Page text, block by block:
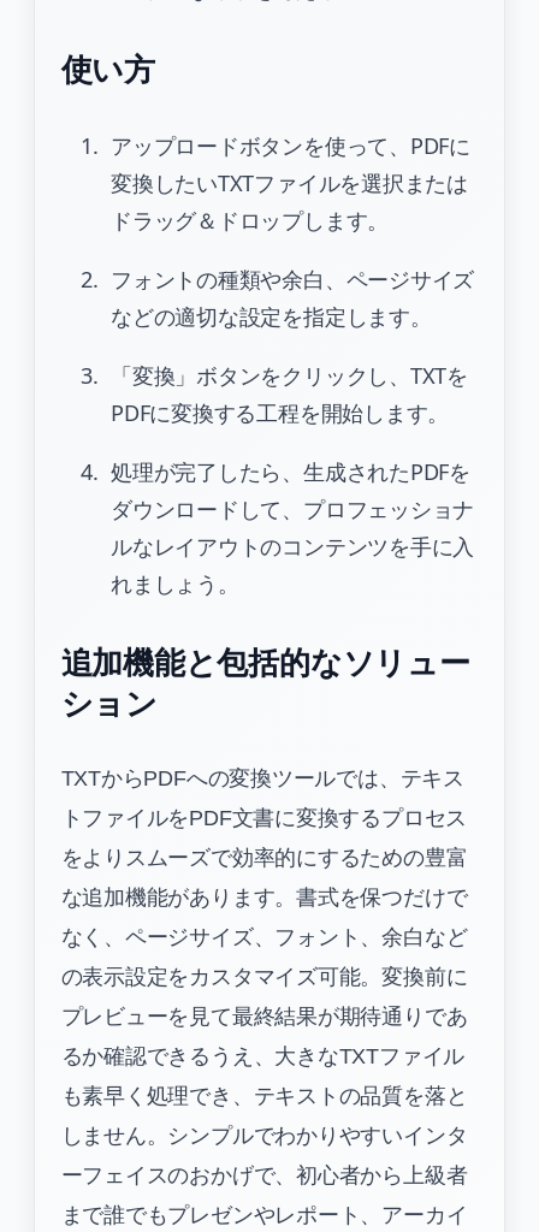
使い方
アップロードボタンを使って、PDFに
変換したいTXTファイルを選択または
ドラッグ＆ドロップします。
フォントの種類や余白、ページサイズ
などの適切な設定を指定します。
「変換」ボタンをクリックし、TXTを
PDFに変換する工程を開始します。
処理が完了したら、生成されたPDFを
ダウンロードして、プロフェッショナ
ルなレイアウトのコンテンツを手に入
れましょう。
追加機能と包括的なソリュー
ション
TXTからPDFへの変換ツールでは、テキス
トファイルをPDF文書に変換するプロセス
をよりスムーズで効率的にするための豊富
な追加機能があります。書式を保つだけで
なく、ページサイズ、フォント、余白など
の表示設定をカスタマイズ可能。変換前に
プレビューを見て最終結果が期待通りであ
るか確認できるうえ、大きなTXTファイル
も素早く処理でき、テキストの品質を落と
しません。シンプルでわかりやすいインタ
ーフェイスのおかげで、初心者から上級者
まで誰でもプレゼンやレポート、アーカイ